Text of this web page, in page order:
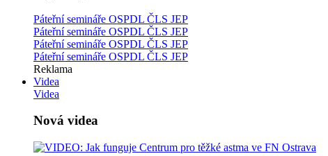
Páteřní semináře OSPDL ČLS JEP
Páteřní semináře OSPDL ČLS JEP
Páteřní semináře OSPDL ČLS JEP
Páteřní semináře OSPDL ČLS JEP
Reklama
Videa
Videa
Nová videa